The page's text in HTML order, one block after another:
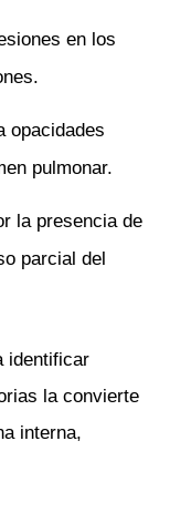
en los
opacidades
pulmonar.
la presencia de
parcial del
identificar
la convierte
interna,